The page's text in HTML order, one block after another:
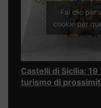
Fai clic per
cookie per
Castelli di Sicilia: 19
turismo di